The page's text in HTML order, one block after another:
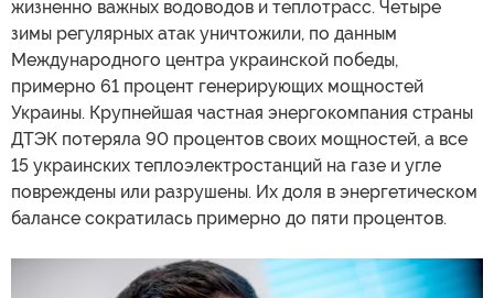
жизненно важных водоводов и теплотрасс. Четыре
зимы регулярных атак уничтожили, по данным
Международного центра украинской победы,
примерно 61 процент генерирующих мощностей
Украины. Крупнейшая частная энергокомпания страны
ДТЭК потеряла 90 процентов своих мощностей, а все
15 украинских теплоэлектростанций на газе и угле
повреждены или разрушены. Их доля в энергетическом
балансе сократилась примерно до пяти процентов.